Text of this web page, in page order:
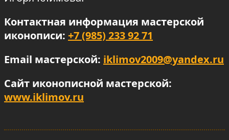
Контактная информация мастерской
иконописи: +7 (985) 233 92 71
Email мастерской: iklimov2009@yandex.ru
Сайт иконописной мастерской:
www.iklimov.ru